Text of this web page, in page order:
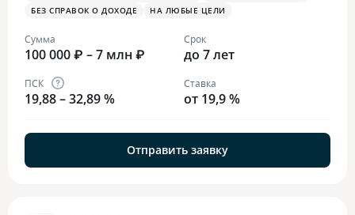
БЕЗ СПРАВОК О ДОХОДЕ
НА ЛЮБЫЕ ЦЕЛИ
Сумма
100 000 ₽ – 7 млн ₽
Срок
до 7 лет
ПСК
19,88 – 32,89 %
Ставка
от 19,9 %
Отправить заявку